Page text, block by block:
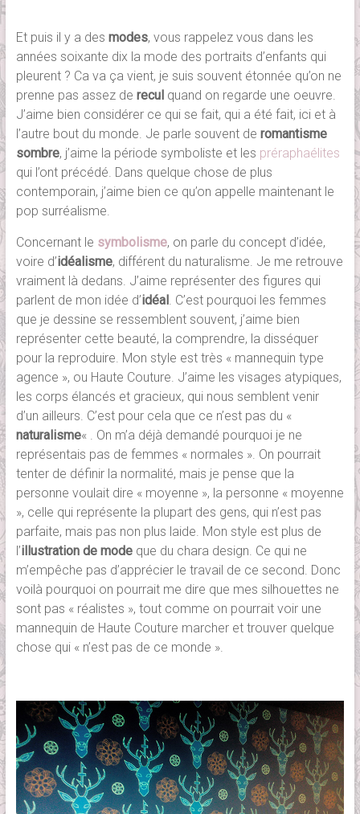
Et puis il y a des modes, vous rappelez vous dans les
années soixante dix la mode des portraits d’enfants qui
pleurent ? Ca va ça vient, je suis souvent étonnée qu’on ne
prenne pas assez de reculquand on regarde une oeuvre.
J’aime bien considérer ce qui se fait, qui a été fait, ici et à
l’autre bout du monde. Je parle souvent de romantisme
sombre, j’aime la période symboliste et les préraphaélites
qui l’ont précédé. Dans quelque chose de plus
contemporain, j’aime bien ce qu’on appelle maintenant le
pop surréalisme.
Concernant le symbolisme, on parle du concept d’idée,
voire d’idéalisme, différent du naturalisme. Je me retrouve
vraiment là dedans. J’aime représenter des figures qui
parlent de mon idée d’idéal. C’est pourquoi les femmes
que je dessine se ressemblent souvent, j’aime bien
représenter cette beauté, la comprendre, la disséquer
pour la reproduire. Mon style est très « mannequin type
agence », ou Haute Couture. J’aime les visages atypiques,
les corps élancés et gracieux, qui nous semblent venir
d’un ailleurs. C’est pour cela que ce n’est pas du «
naturalisme« . On m’a déjà demandé pourquoi je ne
représentais pas de femmes « normales ». On pourrait
tenter de définir la normalité, mais je pense que la
personne voulait dire « moyenne », la personne « moyenne
», celle qui représente la plupart des gens, qui n’est pas
parfaite, mais pas non plus laide. Mon style est plus de
l’illustration de modeque du chara design. Ce qui ne
m’empêche pas d’apprécier le travail de ce second. Donc
voilà pourquoi on pourrait me dire que mes silhouettes ne
sont pas « réalistes », tout comme on pourrait voir une
mannequin de Haute Couture marcher et trouver quelque
chose qui « n’est pas de ce monde ».